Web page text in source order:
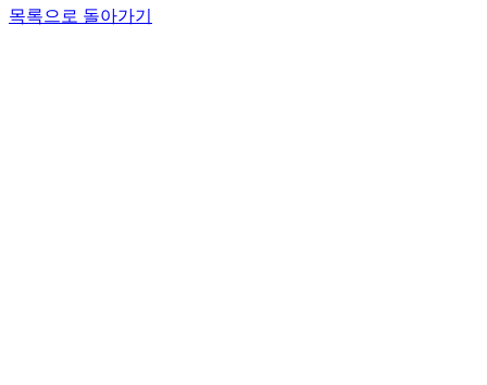
목록으로 돌아가기